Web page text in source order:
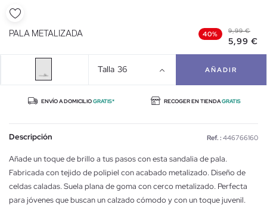
PALA METALIZADA 40% 9,99 €
5,99 €
Talla 36 AÑADIR
ENVÍO A DOMICILIOGRATIS* RECOGER EN TIENDAGRATIS
Descripción Ref. : 446766160
Añade un toque de brillo a tus pasos con esta sandalia de pala.
Fabricada con tejido de polipiel con acabado metalizado. Diseño de
celdas caladas. Suela plana de goma con cerco metalizado. Perfecta
para jóvenes que buscan un calzado cómodo y con un toque juvenil.